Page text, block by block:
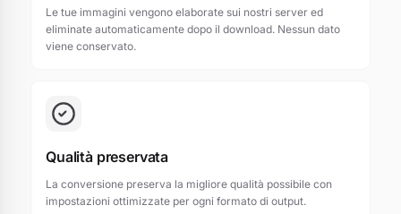
Le tue immagini vengono elaborate sui nostri server ed
eliminate automaticamente dopo il download. Nessun dato
viene conservato.
Qualità preservata
La conversione preserva la migliore qualità possibile con
impostazioni ottimizzate per ogni formato di output.